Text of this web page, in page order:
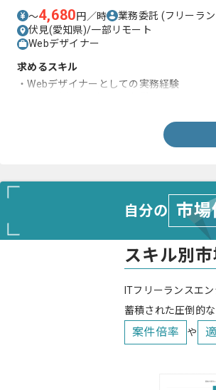
〜4,680円／時 業務委託 (フリーラ
伏見(愛知県)/一部リモート
Webデザイナー
求めるスキル
・Webデザイナーとしての実務経験
自分の 市場
スキル別
ITフリーランスエ
蓄積された圧倒的
案件倍率 や